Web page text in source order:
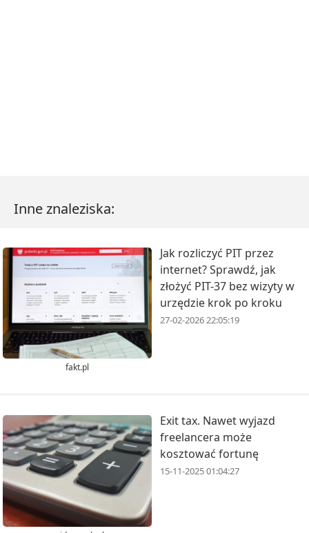
Inne znaleziska:
fakt.pl
Jak rozliczyć PIT przez
internet? Sprawdź, jak
złożyć PIT-37 bez wizyty w
urzędzie krok po kroku
27-02-2026 22:05:19
Exit tax. Nawet wyjazd
freelancera może
kosztować fortunę
15-11-2025 01:04:27